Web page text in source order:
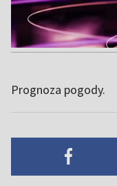
Prognoza pogody.